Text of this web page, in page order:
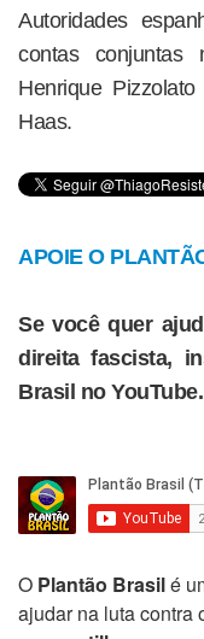
Autoridades
contas
Henrique
Haas.
APOIE O
Se você quer
direita fascista,
Brasil no YouTube.
O Plantão Brasilé
ajudar na luta contra